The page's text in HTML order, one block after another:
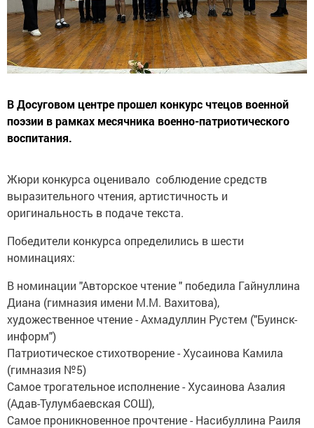
В Досуговом центре прошел конкурс чтецов военной
поэзии в рамках месячника военно-патриотического
воспитания.
Жюри конкурса оценивало соблюдение средств
выразительного чтения, артистичность и
оригинальность в подаче текста.
Победители конкурса определились в шести
номинациях:
В номинации "Авторское чтение " победила Гайнуллина
Диана (гимназия имени М.М. Вахитова),
художественное чтение - Ахмадуллин Рустем ("Буинск-
информ")
Патриотическое стихотворение - Хусаинова Камила
(гимназия №5)
Самое трогательное исполнение - Хусаинова Азалия
(Адав-Тулумбаевская СОШ),
Самое проникновенное прочтение - Насибуллина Раиля